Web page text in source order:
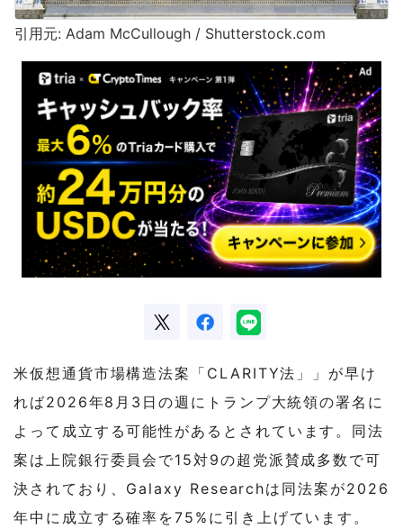
引用元: Adam McCullough / Shutterstock.com
米仮想通貨市場構造法案「CLARITY法」」が早け
れば2026年8月3日の週にトランプ大統領の署名に
よって成立する可能性があるとされています。同法
案は上院銀行委員会で15対9の超党派賛成多数で可
決されており、Galaxy Researchは同法案が2026
年中に成立する確率を75%に引き上げています。